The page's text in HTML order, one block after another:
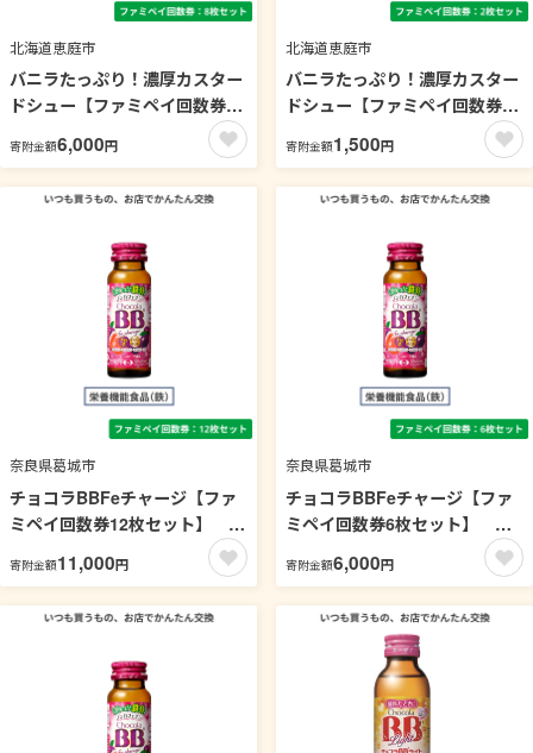
北海道恵庭市
バニラたっぷり！濃厚カスター
ドシュー【ファミペイ回数券8
枚セット】 引換可能エリア：
北海道
寄附金額6,000円
北海道恵庭市
バニラたっぷり！濃厚カスター
ドシュー【ファミペイ回数券2
枚セット】 引換可能エリア：
北海道
寄附金額1,500円
奈良県葛城市
チョコラBBFeチャージ【ファ
ミペイ回数券12枚セット】 ビ
寄附金額11,000円
奈良県葛城市
チョコラBBFeチャージ【ファ
ミペイ回数券6枚セット】 ビ
寄附金額6,000円